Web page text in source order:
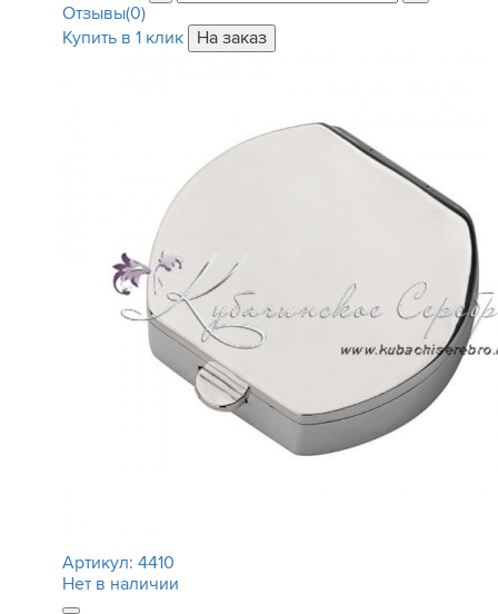
Отзывы(0)
Купить в 1 клик
Артикул: 4410
Нет в наличии